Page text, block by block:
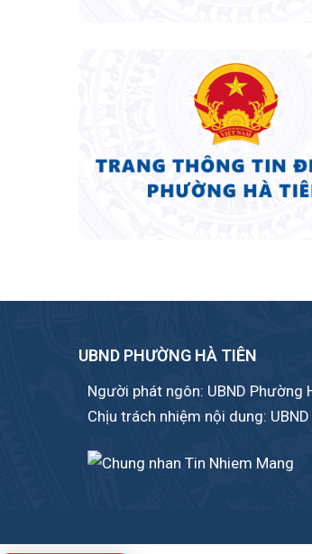
UBND PHƯỜNG HÀ TIÊN
Người phát ngôn: UBND Phường
Chịu trách nhiệm nội dung: